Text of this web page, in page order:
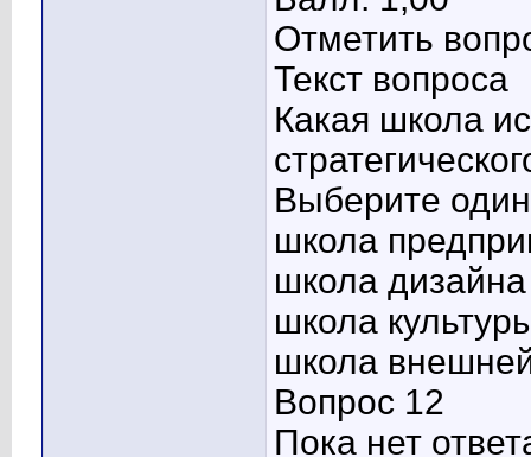
Отметить
Текст вопроса
Какая школа
Выберите
школа
школа дизайна
школа
школа
Вопрос 12
Пока нет